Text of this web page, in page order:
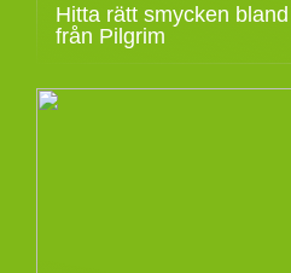
Hitta rätt smycken
från Pilgrim